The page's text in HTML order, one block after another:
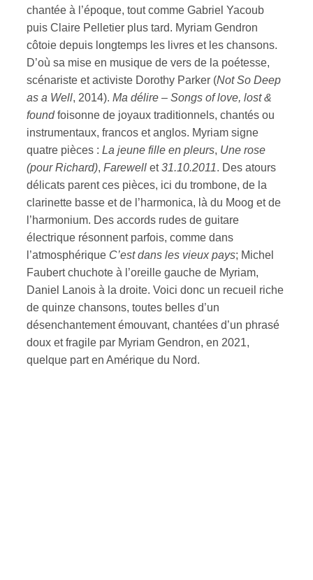
chantée à l’époque, tout comme Gabriel Yacoub
puis Claire Pelletier plus tard. Myriam Gendron
côtoie depuis longtemps les livres et les chansons.
D’où sa mise en musique de vers de la poétesse,
scénariste et activiste Dorothy Parker (Not So Deep
as a Well, 2014). Ma délire – Songs of love, lost &
foundfoisonne de joyaux traditionnels, chantés ou
instrumentaux, francos et anglos. Myriam signe
quatre pièces : La jeune fille en pleurs, Une rose
(pour Richard), Farewell et31.10.2011. Des atours
délicats parent ces pièces, ici du trombone, de la
clarinette basse et de l’harmonica, là du Moog et de
l’harmonium. Des accords rudes de guitare
électrique résonnent parfois, comme dans
l’atmosphérique C’est dans les vieux pays; Michel
Faubert chuchote à l’oreille gauche de Myriam,
Daniel Lanois à la droite. Voici donc un recueil riche
de quinze chansons, toutes belles d’un
désenchantement émouvant, chantées d’un phrasé
doux et fragile par Myriam Gendron, en 2021,
quelque part en Amérique du Nord.